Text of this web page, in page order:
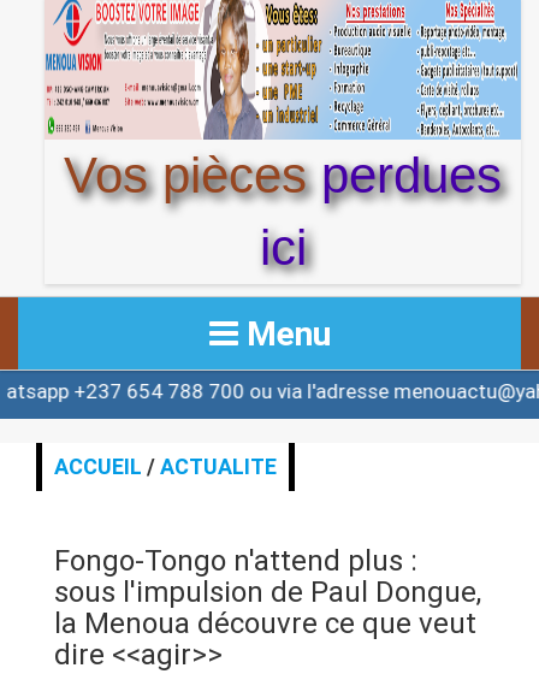
Vos piècesperdues
ici
Menu
ACCUEIL
ACTUALITE
ANNONCE
788 700 ou via l'adresse menouactu@yahoo.com
ACCUEIL /ACTUALITE
Fongo-Tongo n'attend plus :
sous l'impulsion de Paul Dongue,
la Menoua découvre ce que veut
dire <<agir>>